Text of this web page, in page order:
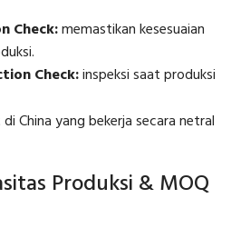
Check:memastikan kesesuaian
Check:inspeksi saat produksi
China yang bekerja secara netral
Produksi & MOQ